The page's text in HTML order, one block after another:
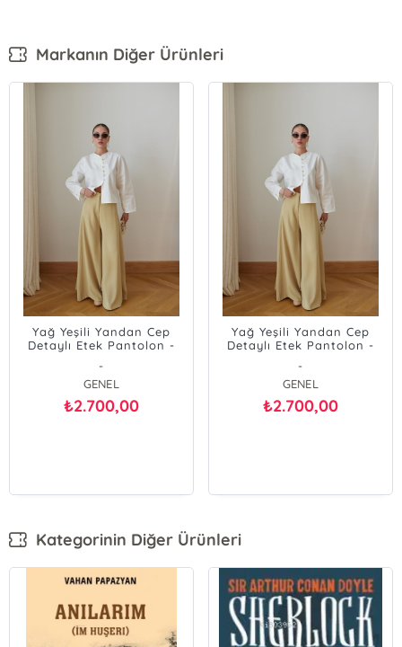
Markanın Diğer Ürünleri
Yağ Yeşili Yandan Cep
Detaylı Etek Pantolon -
-
GENEL
₺2.700,00
Yağ Yeşili Yandan Cep
Detaylı Etek Pantolon -
-
GENEL
₺2.700,00
Kategorinin Diğer Ürünleri